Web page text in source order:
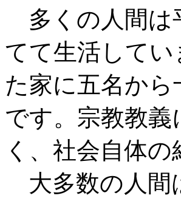
多くの人間は
てて生活して
た家に五名か
です。宗教教
く、社会自体
大多数の人間